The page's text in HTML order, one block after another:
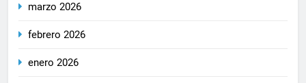
marzo 2026
febrero 2026
enero 2026